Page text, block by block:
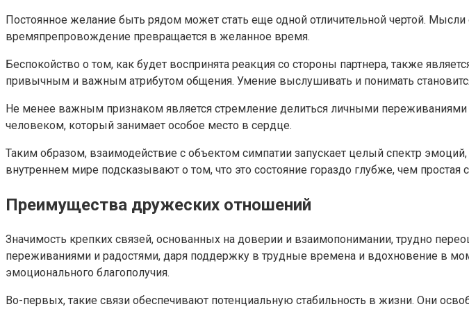
Постоянное желание быть рядом может стать еще одной отличительной чертой.
времяпрепровождение превращается в желанное время.
Беспокойство о том, как будет воспринята реакция со стороны партнера, также
привычным и важным атрибутом общения. Умение выслушивать и понимать
Не менее важным признаком является стремление делиться личными
человеком, который занимает особое место в сердце.
Таким образом, взаимодействие с объектом симпатии запускает целый спектр
внутреннем мире подсказывают о том, что это состояние гораздо глубже, чем простая
Преимущества дружеских отношений
Значимость крепких связей, основанных на доверии и взаимопонимании, трудно
переживаниями и радостями, даря поддержку в трудные времена и вдохновение в
эмоционального благополучия.
Во-первых, такие связи обеспечивают потенциальную стабильность в жизни. Они